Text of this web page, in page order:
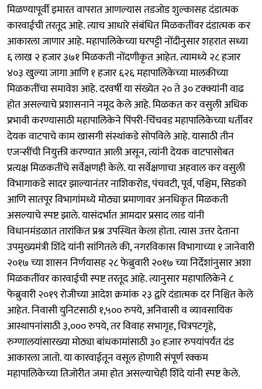
मिळण्यापूर्वी इमारत वापरात आणल्यास तडजोड शुल्कासह दंडात्मक
कारवाईची तरतूद आहे. त्याच आधारे संबंधित मिळकतींवर दंडात्मक कर
आकारला जाणार आहे. महापालिकेच्या घरपट्टी नोंदीनुसार शहरात सध्या
६ लाख २ हजार ३७१ मिळकती नोंदणीकृत आहेत. त्यामध्ये २८ हजार
४०३ खुल्या जागा आणि १ हजार ६२६ महापालिकेच्या मालकीच्या
मिळकतींचा समावेश आहे. दरवर्षी या संख्येत २० ते ३० टक्क्यांनी वाढ
होत असल्याचे प्रशासनाने नमूद केले आहे. मिळकत कर वसुली अधिक
प्रभावी करण्यासाठी महापालिकेने पिंपरी-चिंचवड महापालिकेच्या धर्तीवर
देयक वाटपाचे काम खासगी संस्थांकडे सोपविले आहे. यासाठी तीन
एजन्सींची नियुक्ती करण्यात आली असून, त्यांनी देयक वाटपासोबत
प्रत्यक्ष मिळकतींचे सर्वेक्षणही केले. या सर्वेक्षणाचा अहवाल कर वसुली
विभागाकडे सादर झाल्यानंतर नाशिकरोड, पंचवटी, पूर्व, पश्चिम, सिडको
आणि सातपूर विभागांमध्ये मोठ्या प्रमाणावर अनधिकृत मिळकती
असल्याचे स्पष्ट झाले. यासंदर्भात आमदार प्रसाद लाड यांनी
विधानमंडळात तारांकित प्रश्न उपस्थित केला होता. त्यास उत्तर देताना
उपमुख्यमंत्री शिंदे यांनी सांगितले की, नगरविकास विभागाच्या १ जानेवारी
२०१७ च्या शासन निर्णयासह २८ फेब्रुवारी २०१७ च्या निर्देशांनुसार अशा
मिळकतींवर कारवाईची स्पष्ट तरतूद आहे. त्यानुसार महापालिकेने ८
फेब्रुवारी २०१९ रोजीच्या आदेश क्रमांक २३ द्वारे दंडात्मक दर निश्चित केले
आहेत. निवासी युनिटसाठी १,५०० रुपये, अनिवासी व व्यावसायिक
आस्थापनांसाठी ३,००० रुपये, तर विवाह सभागृह, चित्रपटगृहे,
रुग्णालयांसारख्या मोठ्या बांधकामांसाठी ३० हजार रुपयांपर्यंत दंड
आकारला जातो. या कारवाईतून वसूल होणारी संपूर्ण रक्कम
महापालिकेच्या तिजोरीत जमा होत असल्याचेही शिंदे यांनी स्पष्ट केले.